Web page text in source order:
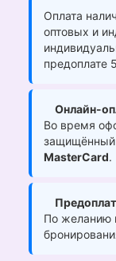
Оплата
оптовых и
предоплате
Онлайн-
Во время
защищённый
MasterCard.
По желанию